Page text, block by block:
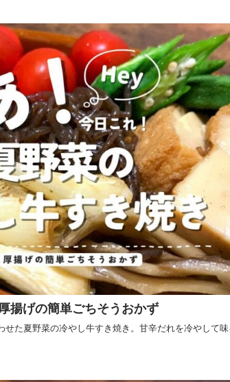
揚げの簡単ごちそうおかず
た夏野菜の冷やし牛すき焼き。甘辛だれを冷やして